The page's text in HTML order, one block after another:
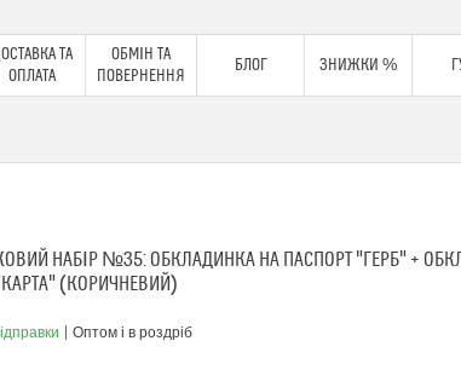
ТА
ОПЛАТА
ОБМІН ТА
ПОВЕРНЕННЯ
БЛОГ ЗНИЖКИ %
НАБІР №35: ОБКЛАДИНКА НА ПАСПОРТ "ГЕРБ" +
(КОРИЧНЕВИЙ)
Оптом і в роздріб